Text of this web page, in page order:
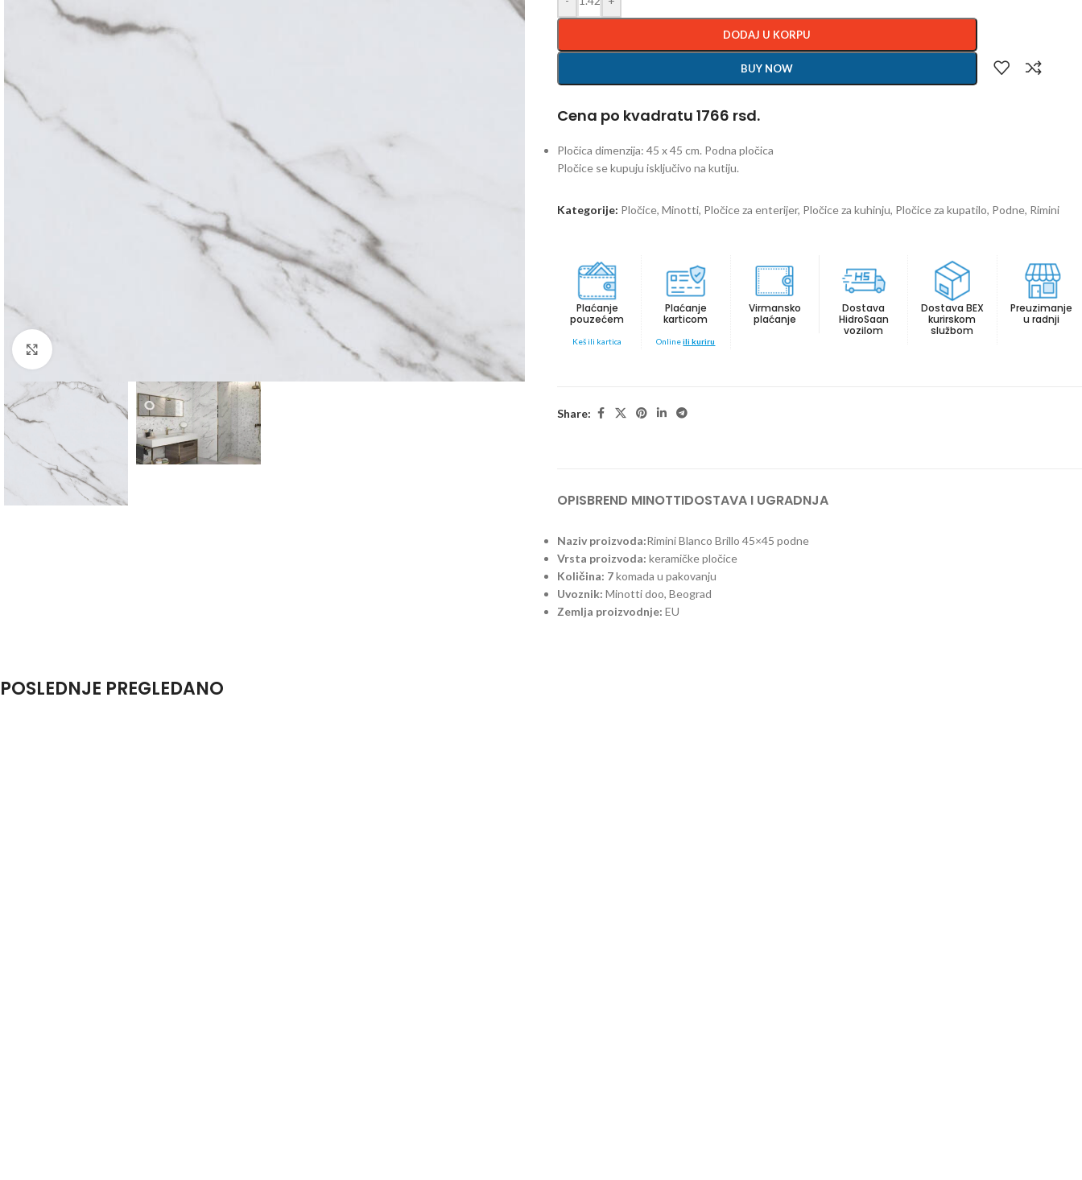
DODAJ U KORPU
BUY NOW
Cena po kvadratu 1766 rsd.
Pločica dimenzija: 45 x 45 cm. Podna pločica
Pločice se kupuju isključivo na kutiju.
Kategorije: Pločice, Minotti, Pločice za enterijer, Pločice za kuhinju, Pločice za kupatilo, Podne, Rimini
Plaćanje
pouzećem
Keš ili kartica
Plaćanje
karticom
Onlineili kuriru
Virmansko
plaćanje
Dostava
HidroSaan
vozilom
Dostava BEX
kurirskom
službom
Preuzimanje
u radnji
Share:
OPISBREND MINOTTIDOSTAVA I UGRADNJA
Naziv proizvoda:Rimini Blanco Brillo 45×45 podne
Vrsta proizvoda: keramičke pločice
Količina: 7komada u pakovanju
Uvoznik: Minotti doo, Beograd
Zemlja proizvodnje: EU
POSLEDNJE PREGLEDANO